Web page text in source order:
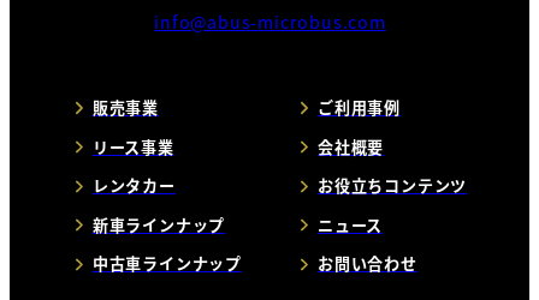
info@abus-microbus.com
販売事業
リース事業
レンタカー
新車ラインナップ
中古車ラインナップ
ご利用事例
会社概要
お役立ちコンテンツ
ニュース
お問い合わせ